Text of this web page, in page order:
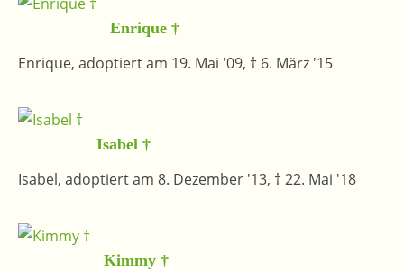
Enrique †
Enrique, adoptiert am 19. Mai '09, † 6. März '15
Isabel †
Isabel, adoptiert am 8. Dezember '13, † 22. Mai '18
Kimmy †